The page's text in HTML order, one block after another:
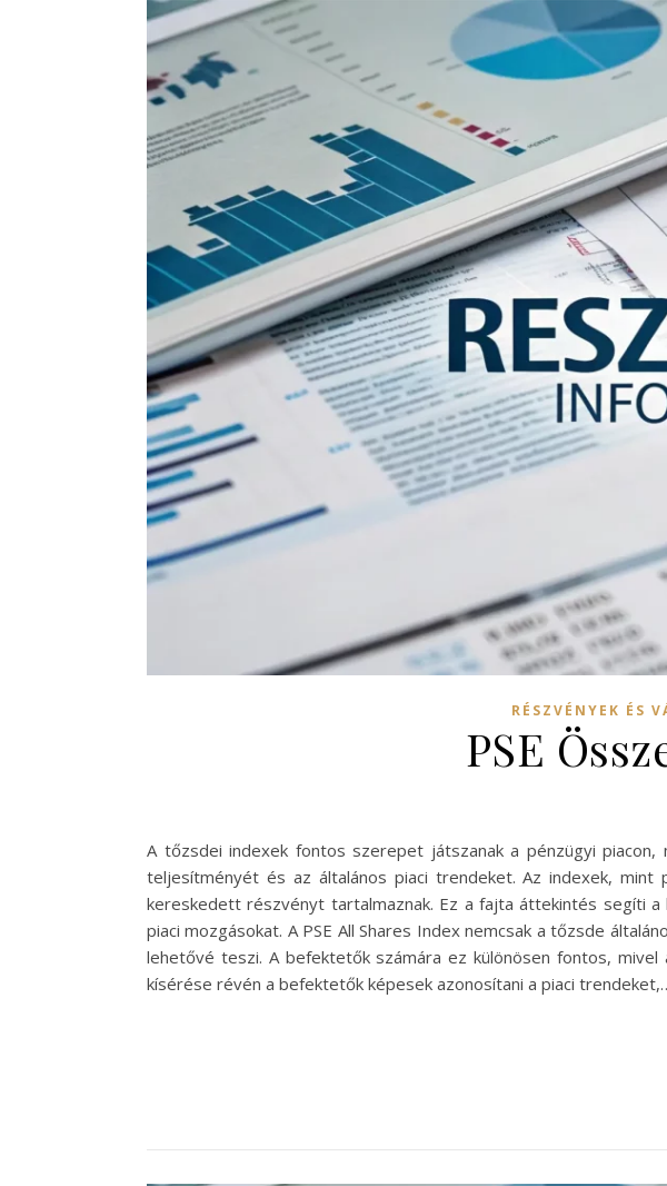
RÉSZVÉNYEK ÉS
PSE
A tőzsdei indexek fontos szerepet játszanak a pénzügyi
teljesítményét és az általános piaci trendeket. Az indexek, mint
kereskedett részvényt tartalmaznak. Ez a fajta áttekintés segíti
piaci mozgásokat. A PSE All Shares Index nemcsak a tőzsde
lehetővé teszi. A befektetők számára ez különösen fontos,
kísérése révén a befektetők képesek azonosítani a piaci